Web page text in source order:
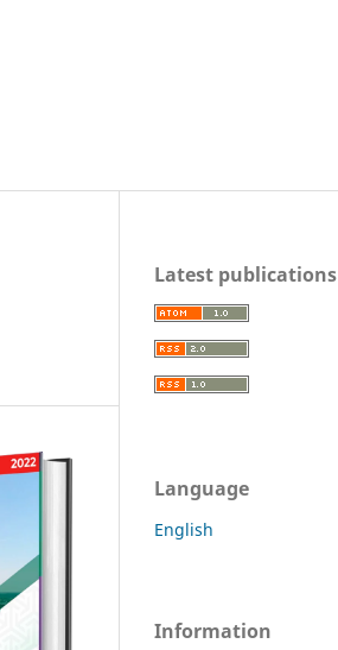
Latest publications
Language
English
Information